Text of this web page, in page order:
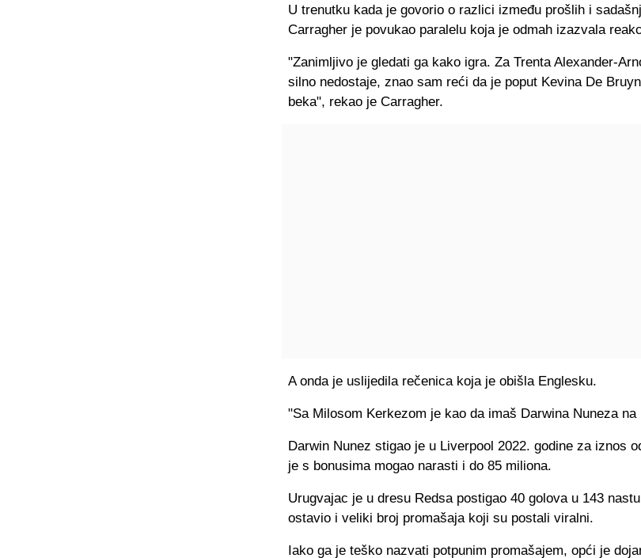
U trenutku kada je govorio o razlici između prošlih i
Carragher je povukao paralelu koja je odmah izazvala
"Zanimljivo je gledati ga kako igra. Za Trenta Alexander-
silno nedostaje, znao sam reći da je poput Kevina De
beka", rekao je Carragher.
A onda je uslijedila rečenica koja je obišla Englesku.
"Sa Milosom Kerkezom je kao da imaš Darwina Nuneza
Darwin Nunez stigao je u Liverpool 2022. godine za iznos
je s bonusima mogao narasti i do 85 miliona.
Urugvajac je u dresu Redsa postigao 40 golova u 143
ostavio i veliki broj promašaja koji su postali viralni.
Iako ga je teško nazvati potpunim promašajem, opći je